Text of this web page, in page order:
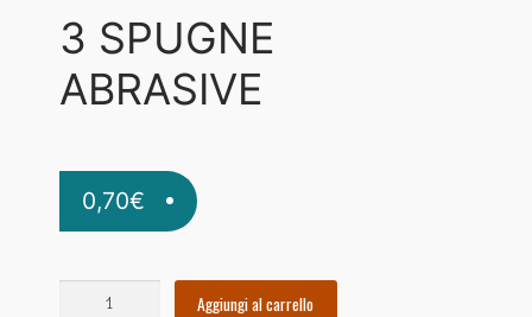
Il mio account
Imballi riciclati
Orari di apertura
3 SPUGNE
ABRASIVE
0,70€
Aggiungi al carrello